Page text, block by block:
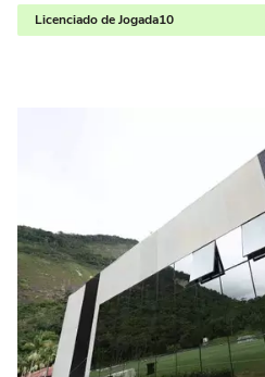
Licenciado de Jogada10